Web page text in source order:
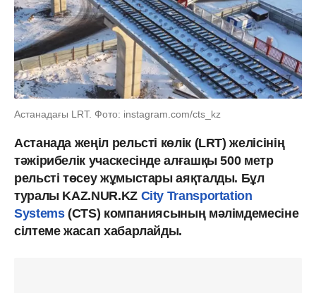
Астанадағы LRT. Фото: instagram.com/cts_kz
Астанада жеңіл рельсті көлік (LRT) желісінің
тәжірибелік учаскесінде алғашқы 500 метр
рельсті төсеу жұмыстары аяқталды. Бұл
туралы KAZ.NUR.KZ City Transportation
Systems(CTS) компаниясының мәлімдемесіне
сілтеме жасап хабарлайды.